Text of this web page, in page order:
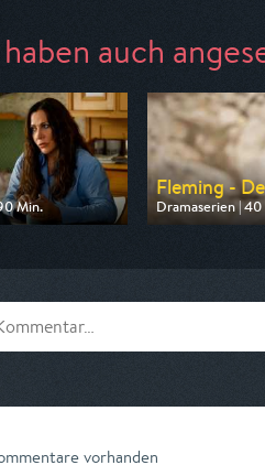
auch
Min.
ZDF
Fleming -
Dramaserien | 40
Ausgestrahlt von
vorhanden